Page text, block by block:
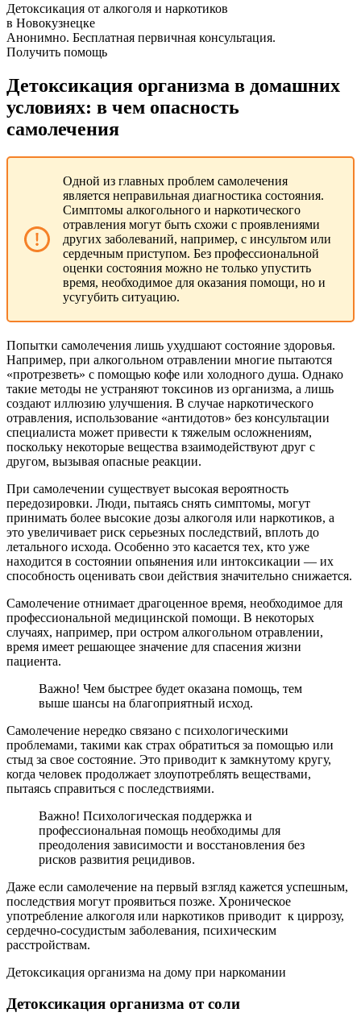
Детоксикация от алкоголя и наркотиков
в Новокузнецке
Анонимно. Бесплатная первичная консультация.
Получить помощь
Детоксикация организма в домашних
условиях: в чем опасность
самолечения
Одной из главных проблем самолечения
является неправильная диагностика состояния.
Симптомы алкогольного и наркотического
отравления могут быть схожи с проявлениями
других заболеваний, например, с инсультом или
сердечным приступом. Без профессиональной
оценки состояния можно не только упустить
время, необходимое для оказания помощи, но и
усугубить ситуацию.
Попытки самолечения лишь ухудшают состояние здоровья.
Например, при алкогольном отравлении многие пытаются
«протрезветь» с помощью кофе или холодного душа. Однако
такие методы не устраняют токсинов из организма, а лишь
создают иллюзию улучшения. В случае наркотического
отравления, использование «антидотов» без консультации
специалиста может привести к тяжелым осложнениям,
поскольку некоторые вещества взаимодействуют друг с
другом, вызывая опасные реакции.
При самолечении существует высокая вероятность
передозировки. Люди, пытаясь снять симптомы, могут
принимать более высокие дозы алкоголя или наркотиков, а
это увеличивает риск серьезных последствий, вплоть до
летального исхода. Особенно это касается тех, кто уже
находится в состоянии опьянения или интоксикации — их
способность оценивать свои действия значительно снижается.
Самолечение отнимает драгоценное время, необходимое для
профессиональной медицинской помощи. В некоторых
случаях, например, при остром алкогольном отравлении,
время имеет решающее значение для спасения жизни
пациента.
Важно! Чем быстрее будет оказана помощь, тем
выше шансы на благоприятный исход.
Самолечение нередко связано с психологическими
проблемами, такими как страх обратиться за помощью или
стыд за свое состояние. Это приводит к замкнутому кругу,
когда человек продолжает злоупотреблять веществами,
пытаясь справиться с последствиями.
Важно! Психологическая поддержка и
профессиональная помощь необходимы для
преодоления зависимости и восстановления без
рисков развития рецидивов.
Даже если самолечение на первый взгляд кажется успешным,
последствия могут проявиться позже. Хроническое
употребление алкоголя или наркотиков приводит к циррозу,
сердечно-сосудистым заболевания, психическим
расстройствам.
Детоксикация организма на дому при наркомании
Детоксикация организма от соли